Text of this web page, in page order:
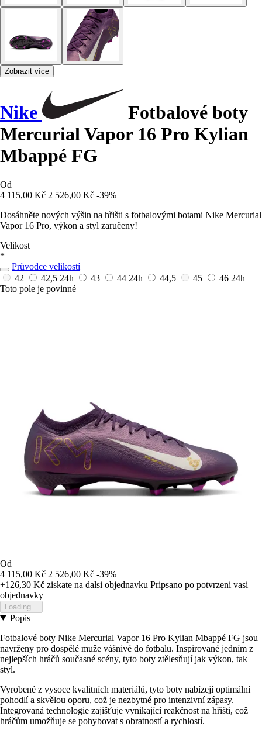
Zobrazit více
Nike
Fotbalové boty
Mercurial Vapor 16 Pro Kylian
Mbappé FG
Od
4 115,00 Kč 2 526,00 Kč -39%
Dosáhněte nových výšin na hřišti s fotbalovými botami Nike Mercurial
Vapor 16 Pro, výkon a styl zaručeny!
Velikost
*
Průvodce velikostí
42
42,5 24h 43 44 24h 44,5 45 46 24h
Toto pole je povinné
Od
4 115,00 Kč 2 526,00 Kč -39%
+126,30 Kč ziskate na dalsi objednavku Pripsano po potvrzeni vasi
objednavky
Loading...
Popis
Fotbalové boty Nike Mercurial Vapor 16 Pro Kylian Mbappé FG jsou
navrženy pro dospělé muže vášnivé do fotbalu. Inspirované jedním z
nejlepších hráčů současné scény, tyto boty ztělesňují jak výkon, tak
styl.
Vyrobené z vysoce kvalitních materiálů, tyto boty nabízejí optimální
pohodlí a skvělou oporu, což je nezbytné pro intenzivní zápasy.
Integrovaná technologie zajišťuje vynikající reakčnost na hřišti, což
hráčům umožňuje se pohybovat s obratností a rychlostí.